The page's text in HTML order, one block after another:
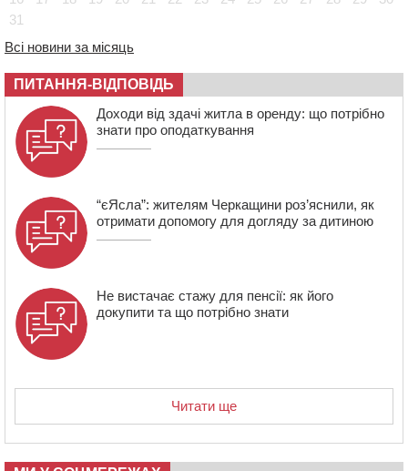
08:57
670 тис грн штрафу за незаконні зміни до договору
08:20 Обрано претендента на посаду директора
Мокрокалигірського психоневрологічного інтернату
07:23 Уманські міграційники видворили з країни грузина,
який відсидів термін у колонії
31
Всі новини за місяць
ПИТАННЯ-ВІДПОВІДЬ
Доходи від здачі житла в оренду: що потрібно
знати про оподаткування
“єЯсла”: жителям Черкащини роз’яснили, як
отримати допомогу для догляду за дитиною
Не вистачає стажу для пенсії: як його
докупити та що потрібно знати
Читати ще